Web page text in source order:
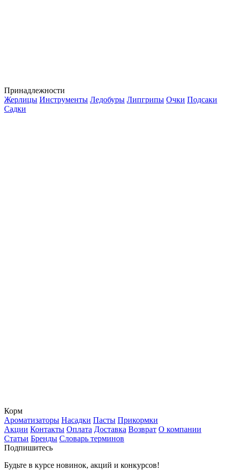
Принадлежности
Жерлицы Инструменты Ледобуры Липгрипы Очки Подсаки
Садки
Корм
Ароматизаторы Насадки Пасты Прикормки
Акции Контакты Оплата Доставка Возврат О компании
Статьи Бренды Словарь терминов
Подпишитесь
Будьте в курсе новинок, акций и конкурсов!